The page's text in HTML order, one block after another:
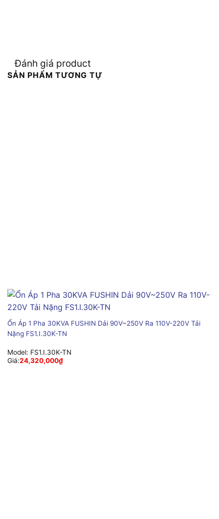
Đánh giá product
SẢN PHẨM TƯƠNG TỰ
Ổn Áp 1 Pha 30KVA FUSHIN Dải 90V~250V Ra 110V-220V Tải
Nặng FS1.I.30K-TN
Model: FS1.I.30K-TN
Giá:24,320,000₫